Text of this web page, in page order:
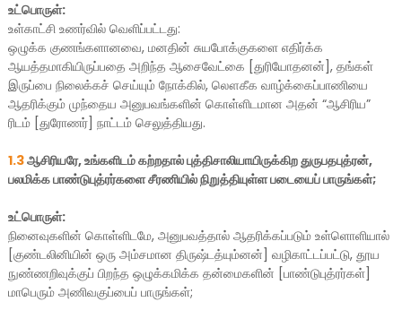
உட்பொருள்:
உள்காட்சி உணர்வில் வெளிப்பட்டது:
ஒழுக்க குணங்களானவை, மனதின் சுயபோக்குகளை எதிர்க்க
ஆயத்தமாகியிருப்பதை அறிந்த ஆசைவேட்கை [துரியோதனன்], தங்கள்
இருப்பை நிலைக்கச் செய்யும் நோக்கில், லௌகீக வாழ்க்கைப்பாணியை
ஆதரிக்கும் முந்தைய அனுபவங்களின் கொள்ளிடமான அதன் “ஆசிரிய”
ரிடம் [துரோணர்] நாட்டம் செலுத்தியது.
1.3ஆசிரியரே, உங்களிடம் கற்றதால் புத்திசாலியாயிருக்கிற துருபதபுத்ரன்,
பலமிக்க பாண்டுபுத்ரர்களை சீரணியில் நிறுத்தியுள்ள படையைப் பாருங்கள்;
உட்பொருள்:
நினைவுகளின் கொள்ளிடமே, அனுபவத்தால் ஆதரிக்கப்படும் உள்ளொளியால்
[குண்டலினியின் ஒரு அம்சமான திருஷ்டத்யும்னன்] வழிகாட்டப்பட்டு, தூய
நுண்ணறிவுக்குப் பிறந்த ஒழுக்கமிக்க தன்மைகளின் [பாண்டுபுத்ரர்கள்]
மாபெரும் அணிவகுப்பைப் பாருங்கள்;